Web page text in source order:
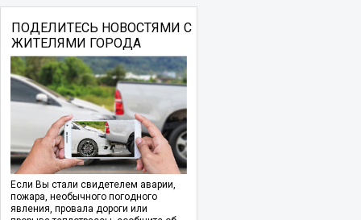
ПОДЕЛИТЕСЬ НОВОСТЯМИ С
ЖИТЕЛЯМИ ГОРОДА
Если Вы стали свидетелем аварии,
пожара, необычного погодного
явления, провала дороги или